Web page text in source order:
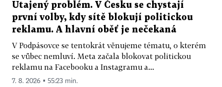
Utajený problém. V Česku se chystají
první volby, kdy sítě blokují politickou
reklamu. A hlavní oběť je nečekaná
V Podpásovce se tentokrát věnujeme tématu, o kterém
se vůbec nemluví. Meta začala blokovat politickou
reklamu na Facebooku a Instagramu a...
7. 8. 2026 ▪ 55:23 min.